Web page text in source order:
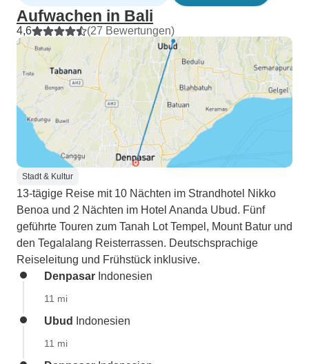
Aufwachen in Bali
4,6 (27 Bewertungen)
Stadt & Kultur
13-tägige Reise mit 10 Nächten im Strandhotel Nikko
Benoa und 2 Nächten im Hotel Ananda Ubud. Fünf
geführte Touren zum Tanah Lot Tempel, Mount Batur und
den Tegalalang Reisterrassen. Deutschsprachige
Reiseleitung und Frühstück inklusive.
Denpasar Indonesien
11 mi
Ubud Indonesien
11 mi